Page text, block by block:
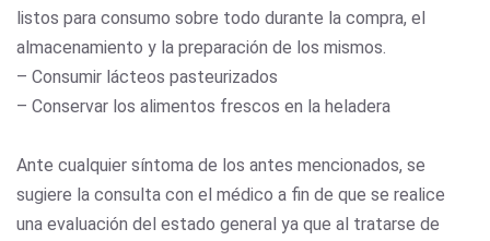
listos para consumo sobre todo durante la compra, el
almacenamiento y la preparación de los mismos.
– Consumir lácteos pasteurizados
– Conservar los alimentos frescos en la heladera
Ante cualquier síntoma de los antes mencionados, se
sugiere la consulta con el médico a fin de que se realice
una evaluación del estado general ya que al tratarse de